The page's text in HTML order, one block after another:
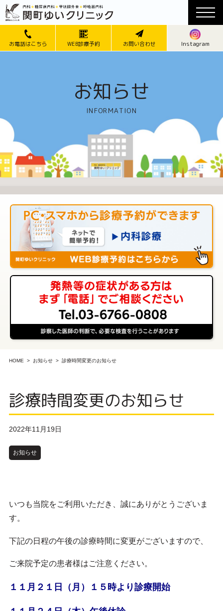
お電話はこちら WEB診療予約 お問い合わせ Instagram
お知らせ
INFORMATION
HOME お知らせ 診療時間変更のお知らせ
診療時間変更のお知らせ
2022年11月19日
お知らせ
いつも当院をご利用いただき、誠にありがとうございま
す。
下記の日程の午後の診療時間に変更がございますので、
ご来院予定の患者様はご注意ください。
１１月２１日（月）１５時より診療開始